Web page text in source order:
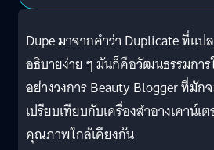
Dupe มาจากคำว่า Duplicate ที่แป
อธิบายง่าย ๆ มันก็คือวัฒนธรรมกา
อย่างวงการ Beauty Blogger ที่มัก
เปรียบเทียบกับเครื่องสำอางเคาน์
คุณภาพใกล้เคียงกัน